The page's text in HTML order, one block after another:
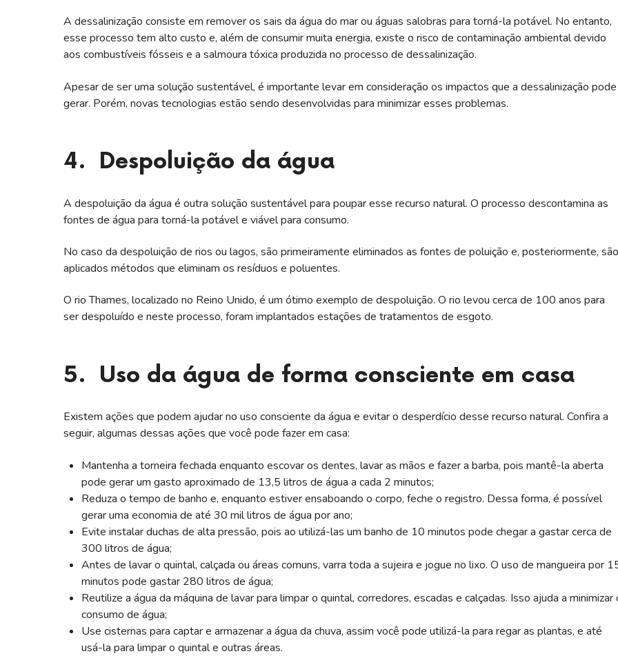
A dessalinização consiste em remover os sais da água do mar ou águas salobras para torná-la potável. No entanto,
esse processo tem alto custo e, além de consumir muita energia, existe o risco de contaminação ambiental devido
aos combustíveis fósseis e a salmoura tóxica produzida no processo de dessalinização.
Apesar de ser uma solução sustentável, é importante levar em consideração os impactos que a dessalinização pode
gerar. Porém, novas tecnologias estão sendo desenvolvidas para minimizar esses problemas.
4. Despoluição da água
A despoluição da água é outra solução sustentável para poupar esse recurso natural. O processo descontamina as
fontes de água para torná-la potável e viável para consumo.
No caso da despoluição de rios ou lagos, são primeiramente eliminados as fontes de poluição e, posteriormente, são
aplicados métodos que eliminam os resíduos e poluentes.
O rio Thames, localizado no Reino Unido, é um ótimo exemplo de despoluição. O rio levou cerca de 100 anos para
ser despoluído e neste processo, foram implantados estações de tratamentos de esgoto.
5. Uso da água de forma consciente em casa
Existem ações que podem ajudar no uso consciente da água e evitar o desperdício desse recurso natural. Confira a
seguir, algumas dessas ações que você pode fazer em casa:
Mantenha a torneira fechada enquanto escovar os dentes, lavar as mãos e fazer a barba, pois mantê-la aberta
pode gerar um gasto aproximado de 13,5 litros de água a cada 2 minutos;
Reduza o tempo de banho e, enquanto estiver ensaboando o corpo, feche o registro. Dessa forma, é possível
gerar uma economia de até 30 mil litros de água por ano;
Evite instalar duchas de alta pressão, pois ao utilizá-las um banho de 10 minutos pode chegar a gastar cerca de
300 litros de água;
Antes de lavar o quintal, calçada ou áreas comuns, varra toda a sujeira e jogue no lixo. O uso de mangueira por
minutos pode gastar 280 litros de água;
Reutilize a água da máquina de lavar para limpar o quintal, corredores, escadas e calçadas. Isso ajuda a minimizar
consumo de água;
Use cisternas para captar e armazenar a água da chuva, assim você pode utilizá-la para regar as plantas, e até
usá-la para limpar o quintal e outras áreas.